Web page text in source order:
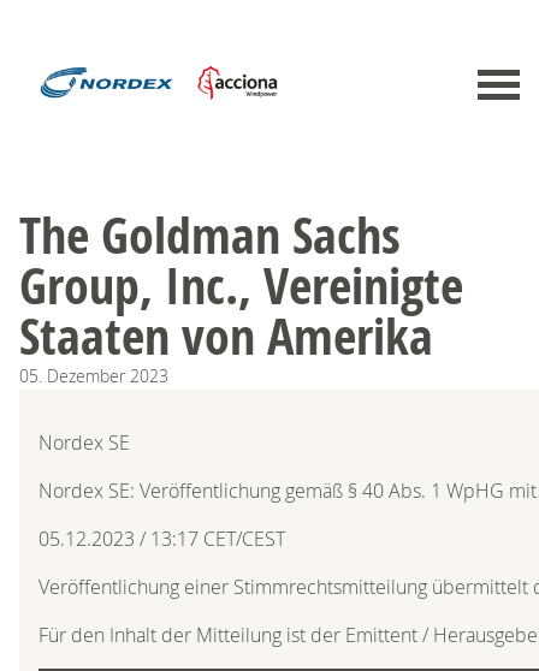
The Goldman Sachs
Group, Inc., Vereinigte
Staaten von Amerika
05. Dezember 2023
Nordex SE
Nordex SE: Veröffentlichung gemäß § 40 Abs. 1 WpHG
05.12.2023 / 13:17 CET/CEST
Veröffentlichung einer Stimmrechtsmitteilung übermittelt
Für den Inhalt der Mitteilung ist der Emittent /